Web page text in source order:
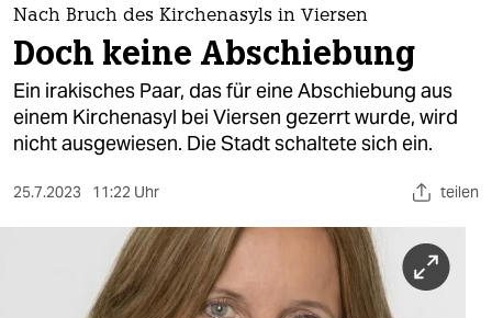
themen
politik
öko
gesellschaft
Nach Bruch des Kirchenasyls in Viersen
Doch keine Abschiebung
Ein irakisches Paar, das für eine Abschiebung aus
einem Kirchenasyl bei Viersen gezerrt wurde, wird
nicht ausgewiesen. Die Stadt schaltete sich ein.
25.7.2023 11:22 Uhr teilen